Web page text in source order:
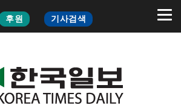
후원 기사검색